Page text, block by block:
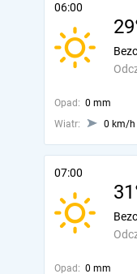
06:00
Opad: 0 mm
Wiatr:
0 km/h
07:00
Opad: 0 mm